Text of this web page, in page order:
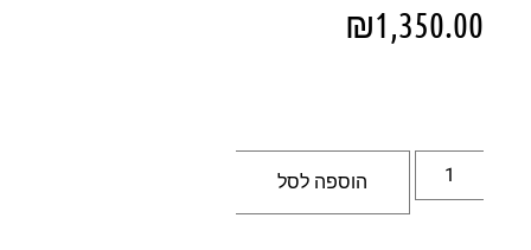
₪1,350.00
הוספה לסל